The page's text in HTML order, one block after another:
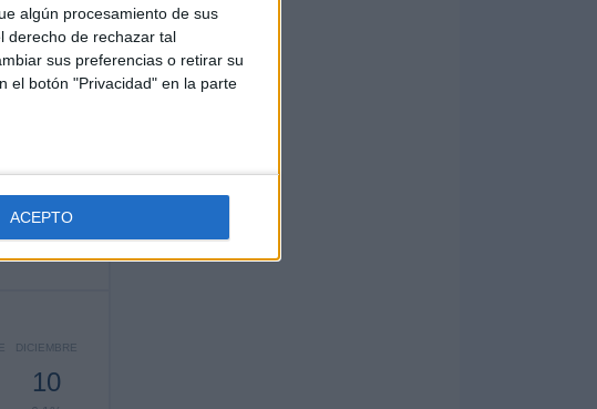
algún procesamiento de sus
derecho de rechazar tal
sus preferencias o retirar su
el botón "Privacidad" en la parte
ACEPTO
DICIEMBRE
10